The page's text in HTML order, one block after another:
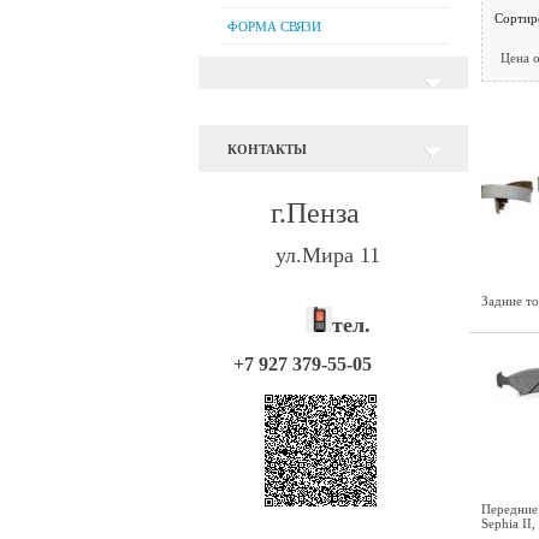
ФОРМА СВЯЗИ
КОНТАКТЫ
г.Пенза
ул.Мира 11
тел.
+7 927 379-55-05
Цена
Задние
Sephia II,